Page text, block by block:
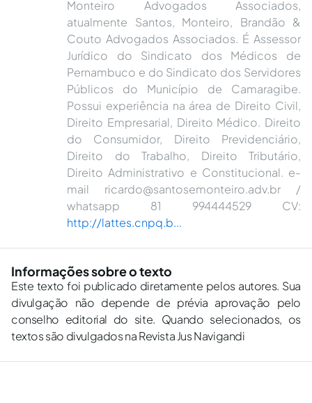
Monteiro Advogados Associados,
atualmente Santos, Monteiro, Brandão &
Couto Advogados Associados. É Assessor
Jurídico do Sindicato dos Médicos de
Pernambuco e do Sindicato dos Servidores
Públicos do Município de Camaragibe.
Possui experiência na área de Direito Civil,
Direito Empresarial, Direito Médico. Direito
do Consumidor, Direito Previdenciário,
Direito do Trabalho, Direito Tributário,
Direito Administrativo e Constitucional. e-
mail ricardo@santosemonteiro.adv.br /
whatsapp 81 994444529 CV:
http://lattes.cnpq.b...
Informações sobre o texto
Este texto foi publicado diretamente pelos autores. Sua
divulgação não depende de prévia aprovação pelo
conselho editorial do site. Quando selecionados, os
textos são divulgados na Revista Jus Navigandi